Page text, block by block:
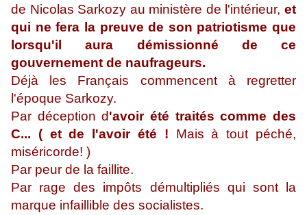
de Nicolas Sarkozy au ministère de l'intérieur, et
qui ne fera la preuve de son patriotisme que
lorsqu'il aura démissionné de ce
gouvernement de naufrageurs.
Déjà les Français commencent à regretter
l'époque Sarkozy.
Par déception d'avoir été traités comme des
C... ( et de l'avoir été ! Mais à tout péché,
miséricorde! )
Par peur de la faillite.
Par rage des impôts démultipliés qui sont la
marque infaillible des socialistes.